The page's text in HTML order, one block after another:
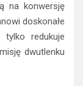
na konwersję
doskonałe
tylko redukuje
dwutlenku